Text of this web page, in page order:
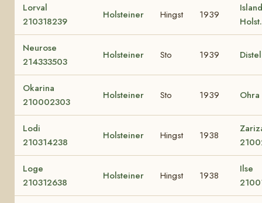
Lorval
210318239
Holsteiner Hingst 1939
Island
Neurose
214333503
Holsteiner Sto 1939 Distel
Okarina
210002303
Holsteiner Sto 1939 Ohra
Lodi
210314238
Holsteiner Hingst 1938
Loge
210312638
Holsteiner Hingst 1938
Ilse